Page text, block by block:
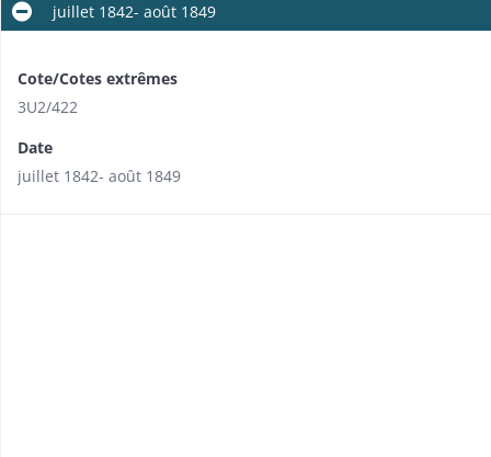
juillet 1842- août 1849
Cote/Cotes extrêmes
3U2/422
Date
juillet 1842- août 1849